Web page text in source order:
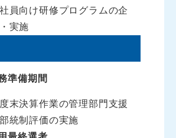
員向け研修プログラムの企
実施
準備期間
末決算作業の管理部門支援
統制評価の実施